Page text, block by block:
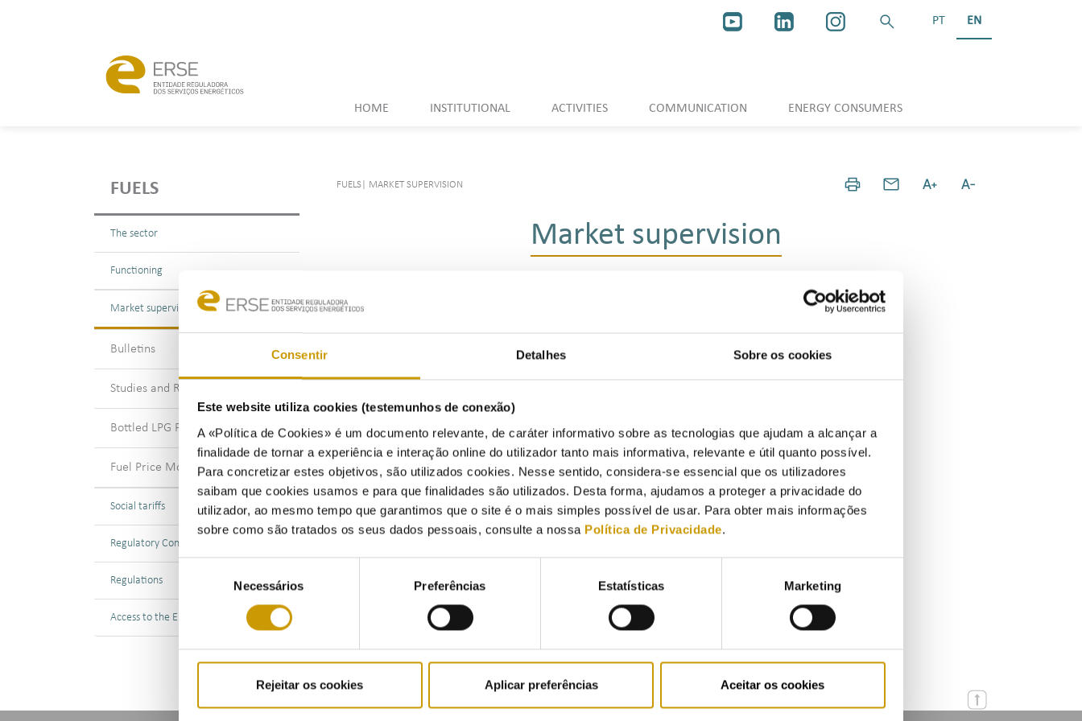
Consentir Detalhes Sobre os cookies
Este website utiliza cookies (testemunhos de conexão)
A «Política de Cookies» é um documento relevante, de caráter informativo sobre as tecnologias que ajudam a alcançar a
finalidade de tornar a experiência e interação online do utilizador tanto mais informativa, relevante e útil quanto possível.
Para concretizar estes objetivos, são utilizados cookies. Nesse sentido, considera-se essencial que os utilizadores
saibam que cookies usamos e para que finalidades são utilizados. Desta forma, ajudamos a proteger a privacidade do
utilizador, ao mesmo tempo que garantimos que o site é o mais simples possível de usar. Para obter mais informações
sobre como são tratados os seus dados pessoais, consulte a nossa Política de Privacidade.
Seleção
consentimento
Necessários Preferências Estatísticas Marketing
Rejeitar os cookies Aplicar preferências Aceitar os cookies
PT EN
HOME INSTITUTIONAL ACTIVITIES COMMUNICATION ENERGY CONSUMERS
FUELS
The sector
Functioning
Market supervision
Bulletins
Studies and Reports
Bottled LPG Price Monitoring
Fuel Price Monitoring
Social tariffs
Regulatory Contribution
Regulations
Access to the Energy One-Stop Shop
FUELS MARKET SUPERVISION
Market supervision
Bottled LPG Price Monitoring